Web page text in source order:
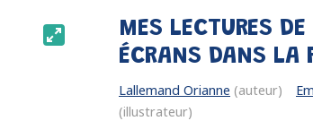
MES LECTURES
ÉCRANS DANS LA
Lallemand Orianne (auteur)
(illustrateur)